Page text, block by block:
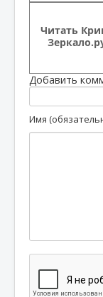
Читать
Добавить
Имя